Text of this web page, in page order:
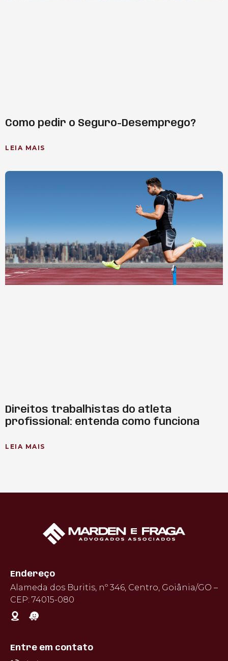
Como pedir o Seguro-Desemprego?
LEIA MAIS
Direitos trabalhistas do atleta
profissional: entenda como funciona
LEIA MAIS
Endereço
Alameda dos Buritis, nº 346, Centro, Goiânia/GO –
CEP: 74015-080
Entre em contato